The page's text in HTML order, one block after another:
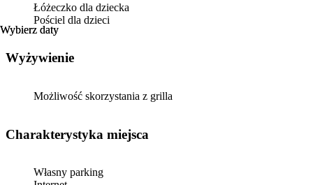
Wybierz daty
Wybierz daty
Łóżeczko dla dziecka
Pościel dla dzieci
Wyżywienie
Możliwość skorzystania z grilla
Charakterystyka miejsca
Własny parking